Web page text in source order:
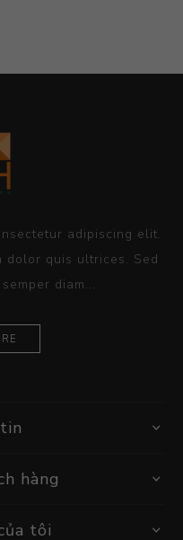
adipiscing elit.
dolor quis ultrices. Sed
diam...
hàng
tôi